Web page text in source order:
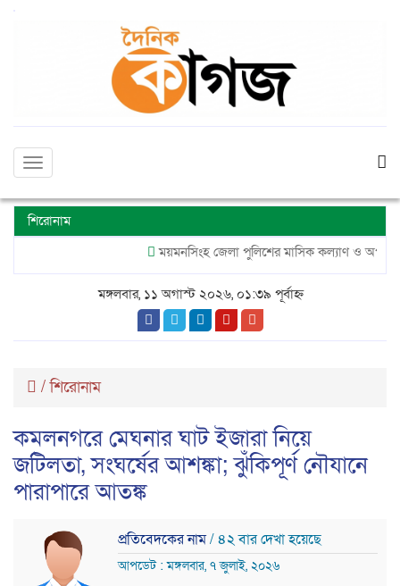
Toggle
শিরোনাম
ময়মনসিংহ জেলা পুলিশের মাসিক কল্যাণ ও অপরাধ
মঙ্গলবার, ১১ অগাস্ট ২০২৬, ০১:৩৯ পূর্বাহ্ন
/শিরোনাম
কমলনগরে মেঘনার ঘাট ইজারা নিয়ে
জটিলতা, সংঘর্ষের আশঙ্কা; ঝুঁকিপূর্ণ নৌযানে
পারাপারে আতঙ্ক
প্রতিবেদকের নাম/ ৪২ বার দেখা হয়েছে
আপডেট : মঙ্গলবার, ৭ জুলাই, ২০২৬